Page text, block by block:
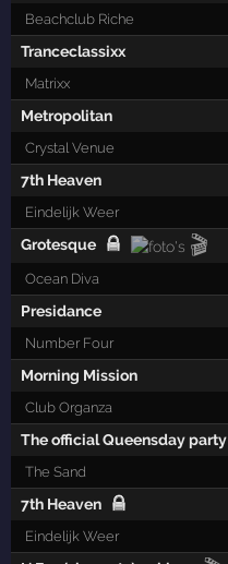
Beachclub Riche
Tranceclassixx
Matrixx
Metropolitan
Crystal Venue
7th Heaven
Eindelijk Weer
Grotesque 🎬
Ocean Diva
Presidance
Number Four
Morning Mission
Club Organza
The official Queensday party
The Sand
7th Heaven
Eindelijk Weer